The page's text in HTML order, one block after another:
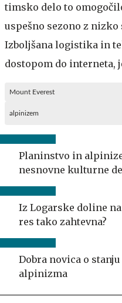
timsko delo to
uspešno sezono z
Izboljšana logistika in
dostopom do interneta,
Mount Everest
alpinizem
Planinstvo in
nesnovne kulturne
Iz Logarske doline
res tako zahtevna?
Dobra novica o
alpinizma